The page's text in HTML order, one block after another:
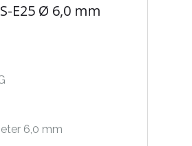
E25 Ø 6,0 mm
6,0 mm